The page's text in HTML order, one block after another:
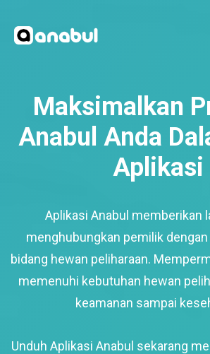
Maksimalkan
Anabul Anda
Aplikasi
Aplikasi Anabul memberikan
menghubungkan pemilik
bidang hewan peliharaan.
memenuhi kebutuhan hewan
keamanan sampai
Unduh Aplikasi Anabul sekarang